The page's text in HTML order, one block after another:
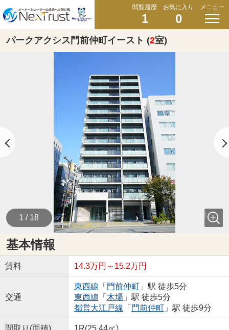
閲覧履歴
1
お気に入り
0
メニュー
パークアクシス門前仲町イースト (2室)
1 / 18
基本情報
賃料 14.3万円～15.2万円
交通
東西線 「 門前仲町」駅 徒歩5分
東西線 「 木場」駅 徒歩5分
都営大江戸線 「 門前仲町」駅 徒歩9分